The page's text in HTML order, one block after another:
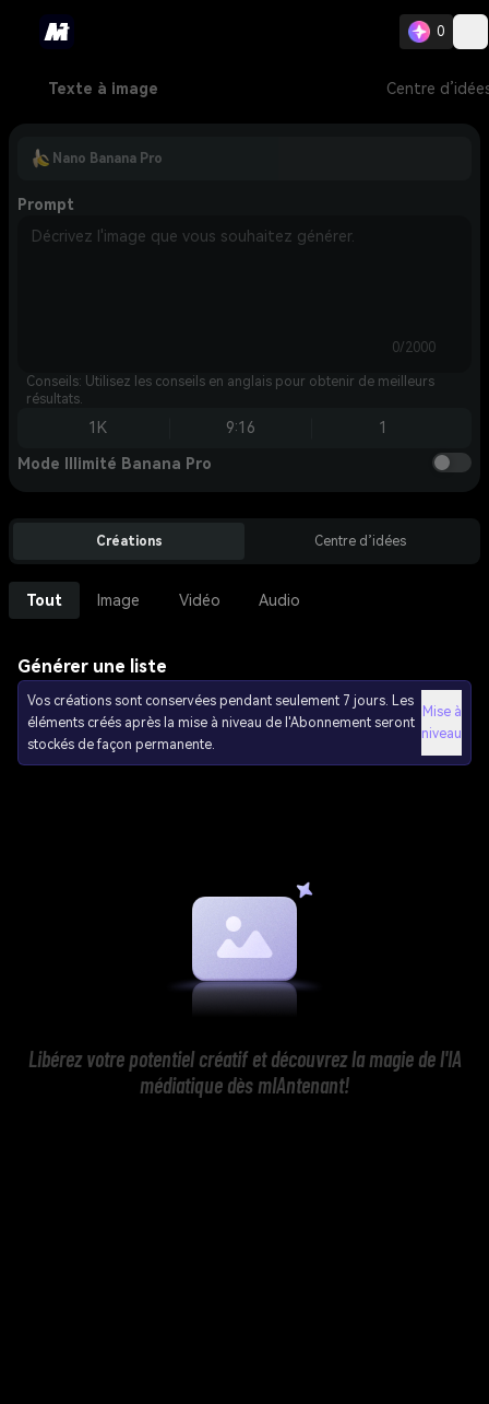
0
Texte à image Centre
Nano Banana Pro
Prompt
0/2000
Conseils: Utilisez les conseils en anglais pour obtenir de meilleurs
résultats.
1K 9:16 1
Mode Illimité Banana Pro
Créations Centre d’idées
Tout Image Vidéo Audio
Générer une liste
Vos créations sont conservées pendant seulement 7 jours. Les
éléments créés après la mise à niveau de l'Abonnement seront
stockés de façon permanente.
Mise à
niveau
Libérez votre potentiel créatif et découvrez la magie de l'IA
médiatique dès mIAntenant!